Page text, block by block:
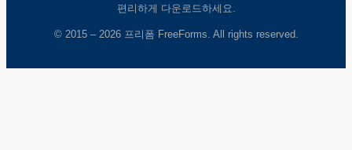
편리하게 다운로드하세요.
© 2015 – 2026 프리폼 FreeForms. All rights reserved.